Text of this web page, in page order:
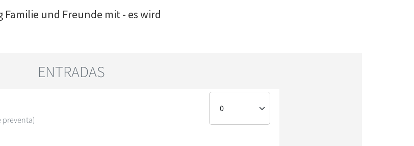
und Freunde mit - es wird